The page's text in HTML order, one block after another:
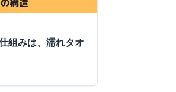
組みは、濡れタオ